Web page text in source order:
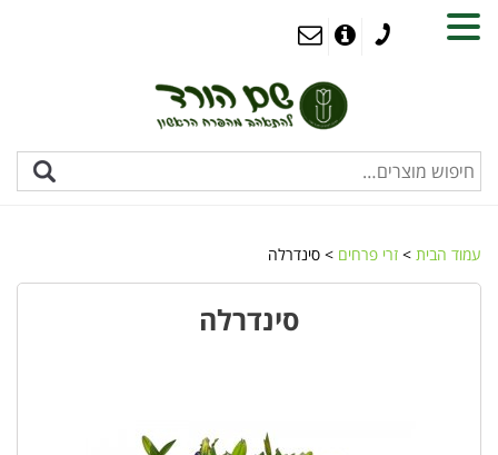
עמוד הבית > זרי פרחים > סינדרלה
סינדרלה